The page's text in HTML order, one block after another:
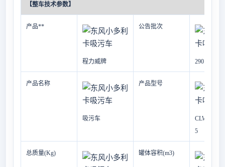
【整车技术参数】
产品**
程力威牌
公告批次
290
产品名称
吸污车
产品型号
5
总质量(Kg) 罐体容积(m3)